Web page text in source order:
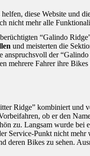
“Galindo
und meisterten die
der
mehrere Fahrer ihre
Ridge” kombiniert und
ob er den
zu. Langsam wurde bei
Service-Punkt nicht
deren Bikes zu sehen.
diese Website und
nicht mehr alle